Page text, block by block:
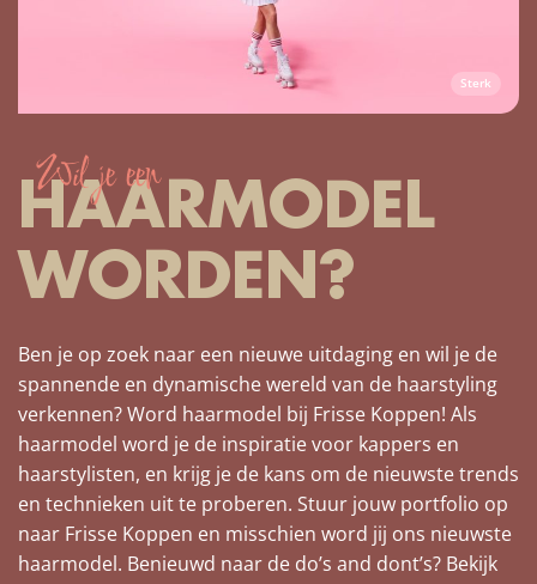
Sterk
Wil je een
HAARMODEL
WORDEN?
Ben je op zoek naar een nieuwe uitdaging en wil je de
spannende en dynamische wereld van de haarstyling
verkennen? Word haarmodel bij Frisse Koppen! Als
haarmodel word je de inspiratie voor kappers en
haarstylisten, en krijg je de kans om de nieuwste trends
en technieken uit te proberen. Stuur jouw portfolio op
naar Frisse Koppen en misschien word jij ons nieuwste
haarmodel. Benieuwd naar de do’s and dont’s? Bekijk